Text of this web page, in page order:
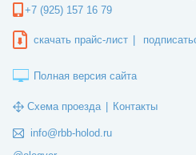
+7 (925) 157 16 79
скачать прайс-лист
Полная версия сайта
Схема проезда Контакты
info@rbb-holod.ru